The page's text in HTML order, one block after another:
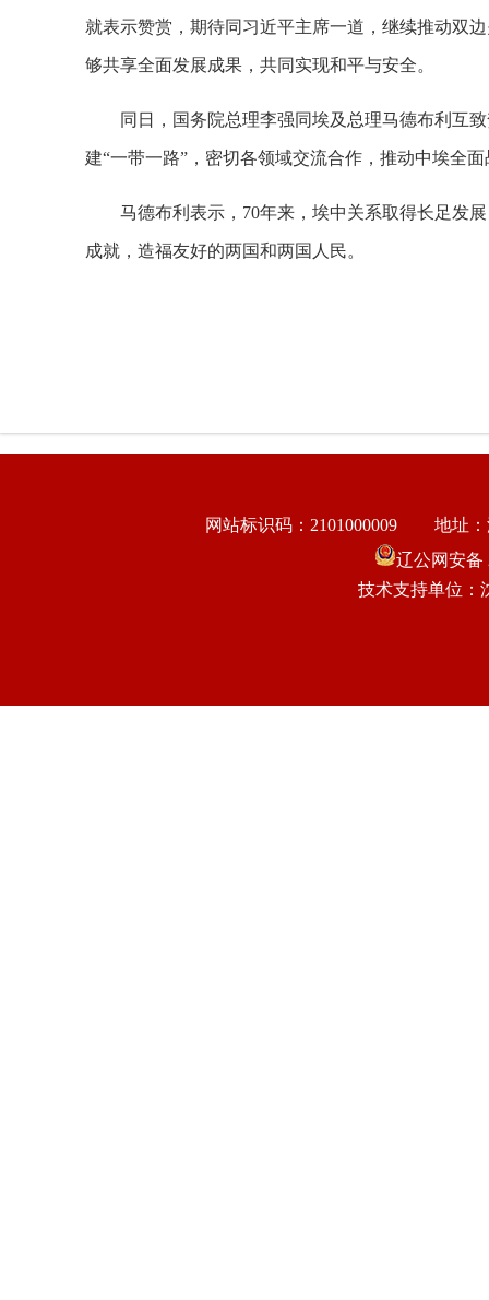
就表示赞赏，期待同习近平主席一道，继续推动双
够共享全面发展成果，共同实现和平与安全。
同日，国务院总理李强同埃及总理马德布利互
建“一带一路”，密切各领域交流合作，推动中埃全
马德布利表示，70年来，埃中关系取得长足发
成就，造福友好的两国和两国人民。
网站标识码：2101000009
地址
辽公网安备
技术支持单位：